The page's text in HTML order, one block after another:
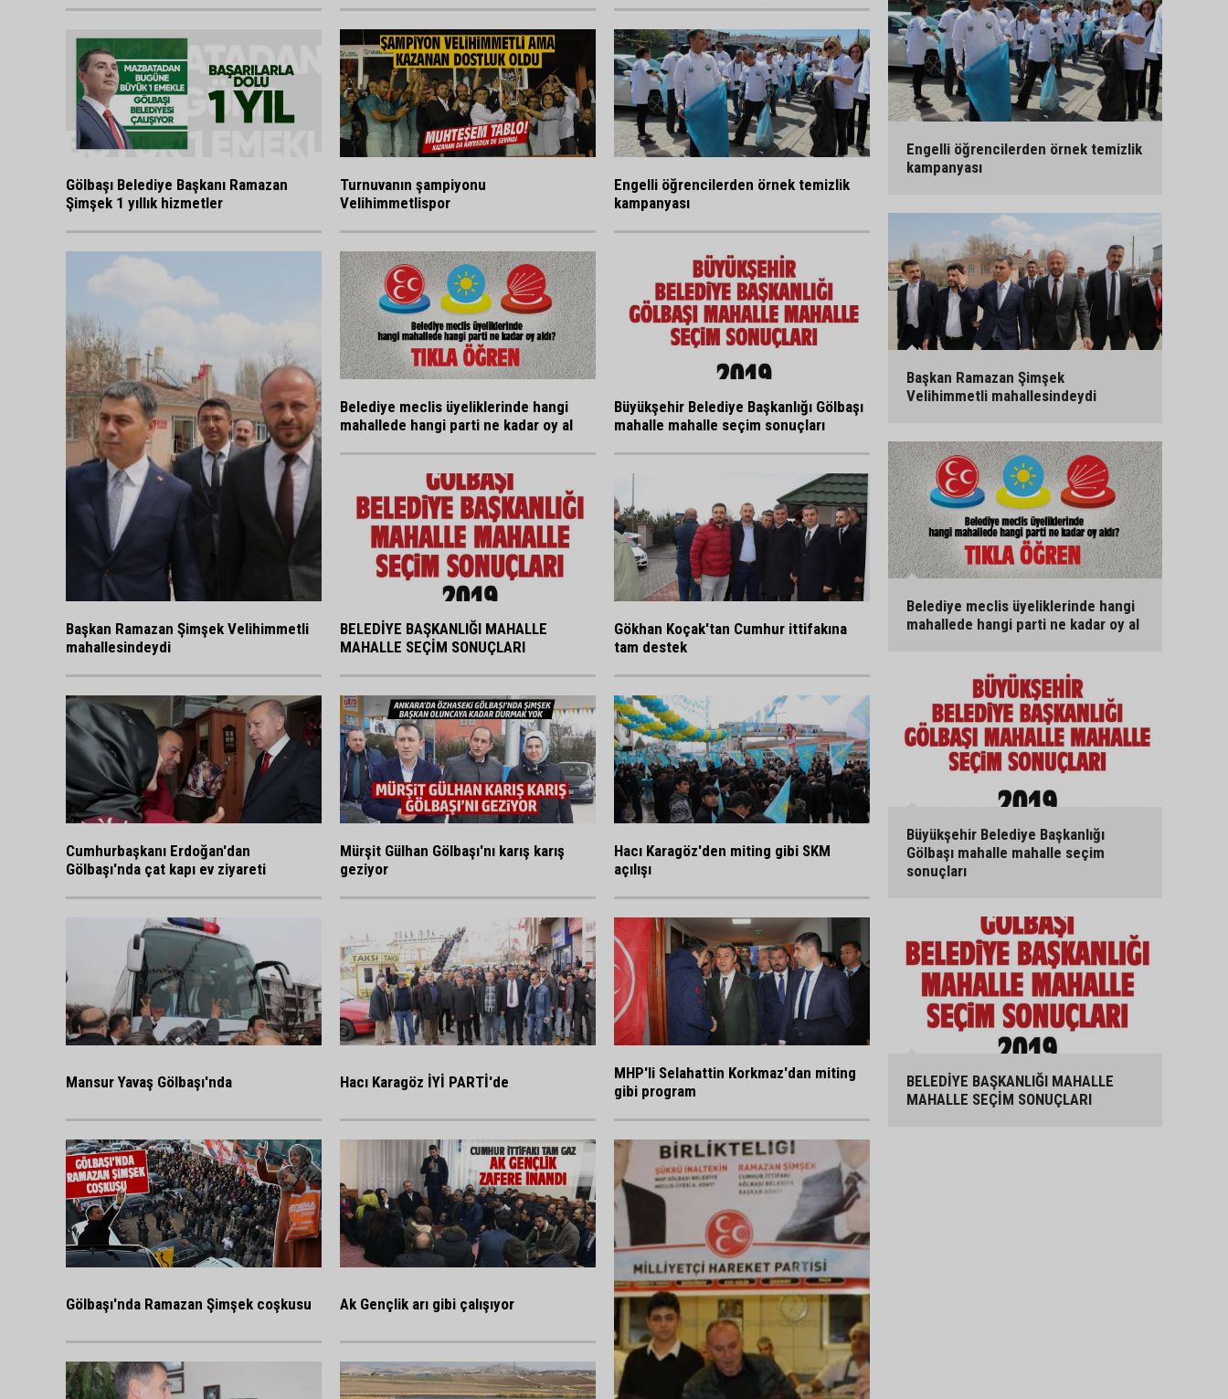
Gölbaşı Belediye Başkanı Ramazan
Şimşek 1 yıllık hizmetler
Turnuvanın şampiyonu
Velihimmetlispor
Engelli öğrencilerden örnek temizlik
kampanyası
Başkan Ramazan Şimşek Velihimmetli
mahallesindeydi
Belediye meclis üyeliklerinde hangi
mahallede hangi parti ne kadar oy al
Büyükşehir Belediye Başkanlığı Gölbaşı
mahalle mahalle seçim sonuçları
BELEDİYE BAŞKANLIĞI MAHALLE
MAHALLE SEÇİM SONUÇLARI
Gökhan Koçak'tan Cumhur ittifakına
tam destek
Cumhurbaşkanı Erdoğan'dan
Gölbaşı'nda çat kapı ev ziyareti
Mürşit Gülhan Gölbaşı'nı karış karış
geziyor
Hacı Karagöz'den miting gibi SKM
açılışı
Mansur Yavaş Gölbaşı'nda Hacı Karagöz İYİ PARTİ'de
MHP'li Selahattin Korkmaz'dan miting
gibi program
Gölbaşı'nda Ramazan Şimşek coşkusu Ak Gençlik arı gibi çalışıyor
Engelli öğrencilerden örnek temizlik
kampanyası
Başkan Ramazan Şimşek
Velihimmetli mahallesindeydi
Belediye meclis üyeliklerinde hangi
mahallede hangi parti ne kadar oy al
Büyükşehir Belediye Başkanlığı
Gölbaşı mahalle mahalle seçim
sonuçları
BELEDİYE BAŞKANLIĞI MAHALLE
MAHALLE SEÇİM SONUÇLARI